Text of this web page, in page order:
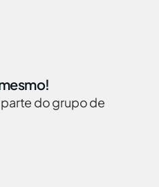
do grupo de